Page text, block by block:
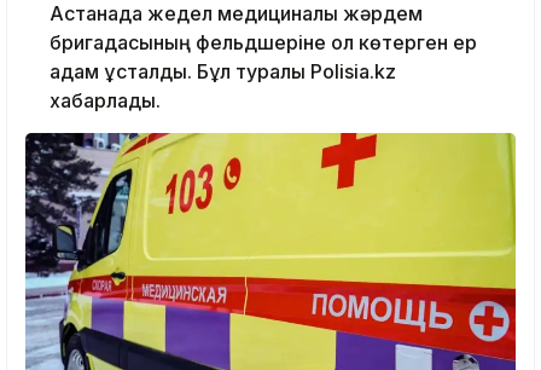
Астанада жедел медициналық жәрдем
бригадасының фельдшеріне қол көтерген ер
адам ұсталды. Бұл туралы Polisia.kz
хабарлады.